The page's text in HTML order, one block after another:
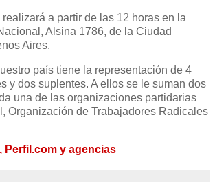
a partir de las 12 horas en la
Alsina 1786, de la Ciudad
Aires.
país tiene la representación de 4
y dos suplentes. A ellos se le suman dos
una de las organizaciones partidarias
Organización de Trabajadores Radicales
Perfil.com y agencias